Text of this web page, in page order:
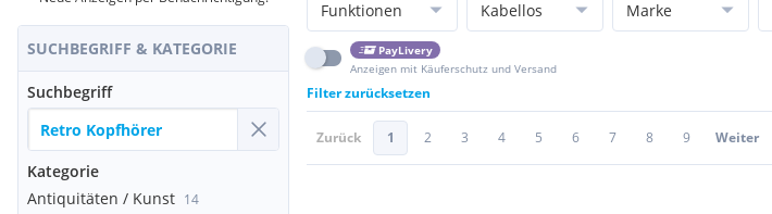
SUCHBEGRIFF & KATEGORIE
Suchbegriff
Kategorie
Antiquitäten / Kunst 14
Funktionen Kabellos Marke
PayLivery
Anzeigen mit Käuferschutz und Versand
Filter zurücksetzen
Zurück 1 2 3 4 5 6 7 8 9 Weiter